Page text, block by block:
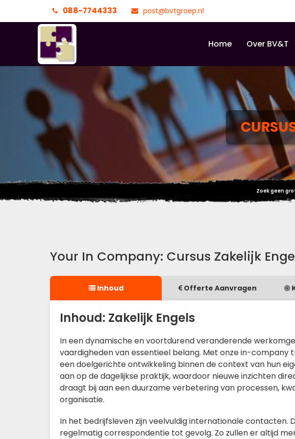
088-7744333 post@bvtgroep.nl
Home Over BV&T
Zoek geen
Your In Company: Cursus Zakelijk
Inhoud Offerte Aanvragen
Inhoud: Zakelijk Engels
In een dynamische en voortdurend veranderende
vaardigheden van essentieel belang. Met onze in-company
een doelgerichte ontwikkeling binnen de context van hun
aan op de dagelijkse praktijk, waardoor nieuwe inzichten
draagt bij aan een duurzame verbetering van processen,
organisatie.
In het bedrijfsleven zijn veelvuldig internationale contacten.
regelmatig correspondentie tot gevolg. Zo zullen er altijd